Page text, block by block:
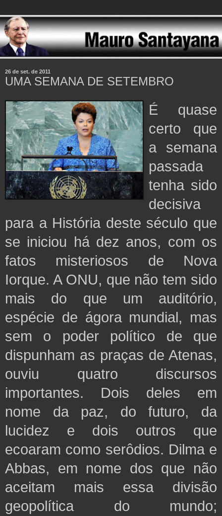
26 de set. de 2011
UMA SEMANA DE SETEMBRO
É quase
certo que
a semana
passada
tenha sido
decisiva
para a História deste século que
se iniciou há dez anos, com os
fatos misteriosos de Nova
Iorque. A ONU, que não tem sido
mais do que um auditório,
espécie de ágora mundial, mas
sem o poder político de que
dispunham as praças de Atenas,
ouviu quatro discursos
importantes. Dois deles em
nome da paz, do futuro, da
lucidez e dois outros que
ecoaram como serôdios. Dilma e
Abbas, em nome dos que não
aceitam mais essa divisão
geopolítica do mundo;